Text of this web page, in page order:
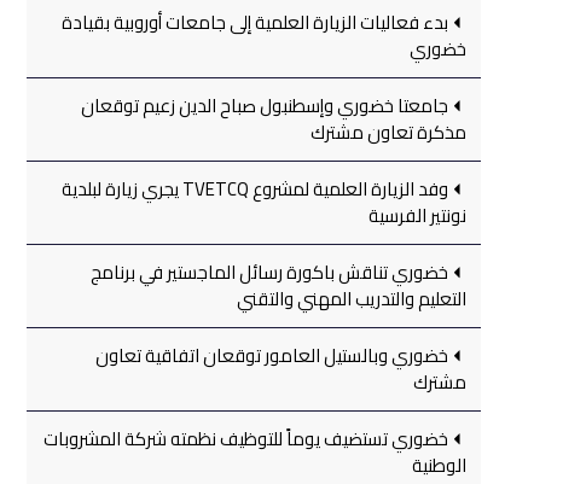
بدء فعاليات الزيارة العلمية إلى جامعات أوروبية بقيادة
خضوري
جامعتا خضوري وإسطنبول صباح الدين زعيم توقعان
مذكرة تعاون مشترك
وفد الزيارة العلمية لمشروع TVETCQ يجري زيارة لبلدية
نونتير الفرسية
خضوري تناقش باكورة رسائل الماجستير في برنامج
التعليم والتدريب المهني والتقني
خضوري وبالستيل العامور توقعان اتفاقية تعاون
مشترك
خضوري تستضيف يوماً للتوظيف نظمته شركة المشروبات
الوطنية